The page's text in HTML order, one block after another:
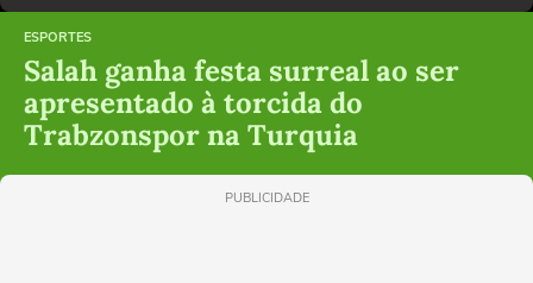
ESPORTES
Salah ganha festa surreal ao ser
apresentado à torcida do
Trabzonspor na Turquia
PUBLICIDADE